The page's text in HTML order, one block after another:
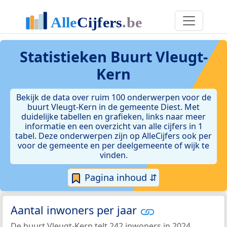
Statistieken Buurt Vleugt-
Kern
Bekijk de data over ruim 100 onderwerpen voor de
buurt Vleugt-Kern in de gemeente Diest. Met
duidelijke tabellen en grafieken, links naar meer
informatie en een overzicht van alle cijfers in 1
tabel. Deze onderwerpen zijn op AlleCijfers ook per
voor de gemeente en per deelgemeente of wijk te
vinden.
Pagina inhoud ⇵
Aantal inwoners per jaar